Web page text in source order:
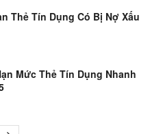
Thẻ Tín Dụng Có Bị Nợ Xấu
Mức Thẻ Tín Dụng Nhanh